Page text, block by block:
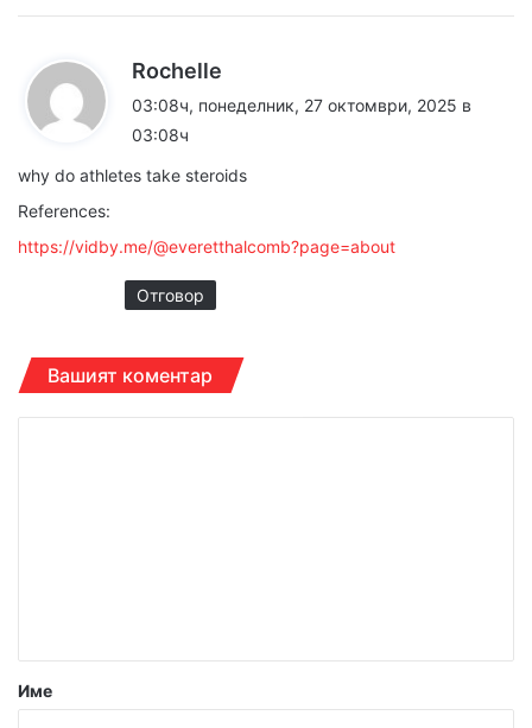
Rochelle
:
03:08ч, понеделник, 27 октомври, 2025 в
03:08ч
why do athletes take steroids
References:
https://vidby.me/@everetthalcomb?page=about
Отговор
Вашият коментар
р
Име